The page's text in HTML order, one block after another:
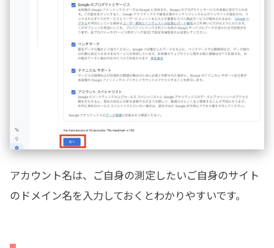
アカウント名は、ご自身の測定したいご自身のサイト
のドメイン名を入力しておくとわかりやすいです。